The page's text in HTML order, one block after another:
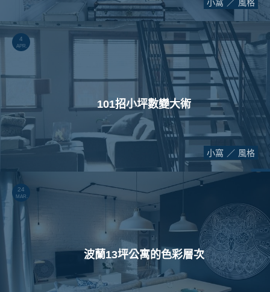
小窩 風格
4
APR.
101招小坪數變大術
小窩 風格
24
MAR.
波蘭13坪公寓的色彩層次